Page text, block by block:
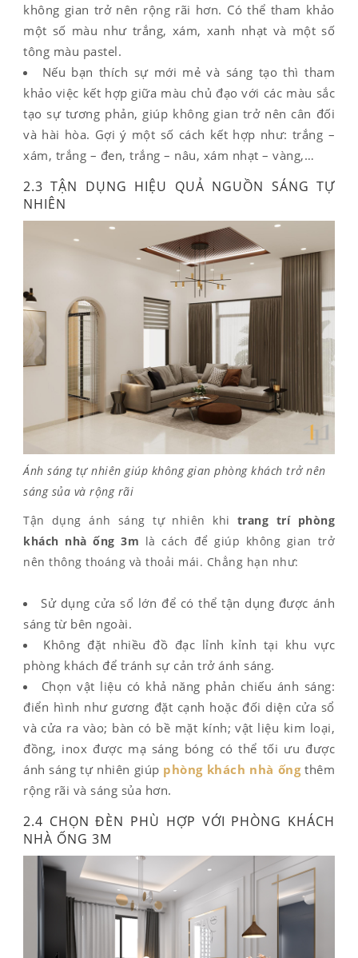
không gian trở nên rộng rãi hơn. Có thể tham khảo
một số màu như trắng, xám, xanh nhạt và một số
tông màu pastel.
Nếu bạn thích sự mới mẻ và sáng tạo thì tham
khảo việc kết hợp giữa màu chủ đạo với các màu sắc
tạo sự tương phản, giúp không gian trở nên cân đối
và hài hòa. Gợi ý một số cách kết hợp như: trắng –
xám, trắng – đen, trắng – nâu, xám nhạt – vàng,…
2.3 TẬN DỤNG HIỆU QUẢ NGUỒN SÁNG TỰ
NHIÊN
Ánh sáng tự nhiên giúp không gian phòng khách trở nên
sáng sủa và rộng rãi
Tận dụng ánh sáng tự nhiên khi trang trí phòng
khách nhà ống 3m là cách để giúp không gian trở
nên thông thoáng và thoải mái. Chẳng hạn như:
Sử dụng cửa sổ lớn để có thể tận dụng được ánh
sáng từ bên ngoài.
Không đặt nhiều đồ đạc lỉnh kỉnh tại khu vực
phòng khách để tránh sự cản trở ánh sáng.
Chọn vật liệu có khả năng phản chiếu ánh sáng:
điển hình như gương đặt cạnh hoặc đối diện cửa sổ
và cửa ra vào; bàn có bề mặt kính; vật liệu kim loại,
đồng, inox được mạ sáng bóng có thể tối ưu được
ánh sáng tự nhiên giúp phòng khách nhà ốngthêm
rộng rãi và sáng sủa hơn.
2.4 CHỌN ĐÈN PHÙ HỢP VỚI PHÒNG KHÁCH
NHÀ ỐNG 3M